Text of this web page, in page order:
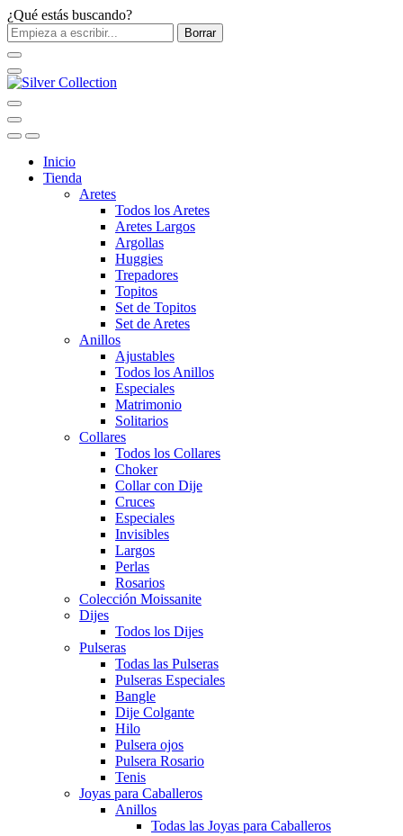
¿Qué estás buscando?
Borrar
Inicio
Tienda
Aretes
Todos los Aretes
Aretes Largos
Argollas
Huggies
Trepadores
Topitos
Set de Topitos
Set de Aretes
Anillos
Ajustables
Todos los Anillos
Especiales
Matrimonio
Solitarios
Collares
Todos los Collares
Choker
Collar con Dije
Cruces
Especiales
Invisibles
Largos
Perlas
Rosarios
Colección Moissanite
Dijes
Todos los Dijes
Pulseras
Todas las Pulseras
Pulseras Especiales
Bangle
Dije Colgante
Hilo
Pulsera ojos
Pulsera Rosario
Tenis
Joyas para Caballeros
Anillos
Todas las Joyas para Caballeros